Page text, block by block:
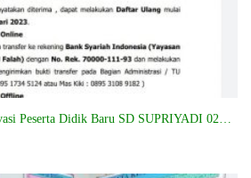
Peserta Didik Baru SD SUPRIYADI 02…